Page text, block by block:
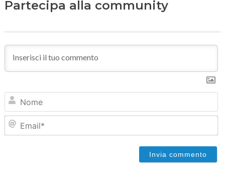
Partecipa alla community